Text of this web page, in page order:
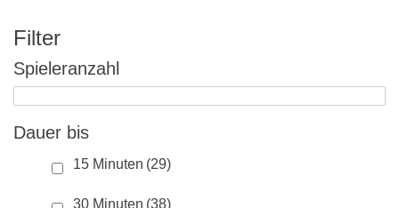
Filter
Spieleranzahl
Dauer bis
15 Minuten (29)
30 Minuten (38)